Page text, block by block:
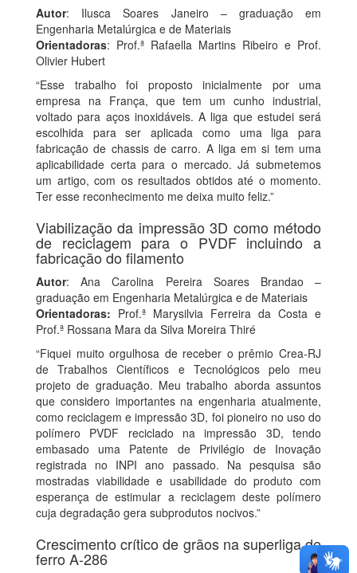
Autor: Ilusca Soares Janeiro – graduação em
Engenharia Metalúrgica e de Materiais
Orientadoras: Prof.ª Rafaella Martins Ribeiro e Prof.
Olivier Hubert
“Esse trabalho foi proposto inicialmente por uma
empresa na França, que tem um cunho industrial,
voltado para aços inoxidáveis. A liga que estudei será
escolhida para ser aplicada como uma liga para
fabricação de chassis de carro. A liga em si tem uma
aplicabilidade certa para o mercado. Já submetemos
um artigo, com os resultados obtidos até o momento.
Ter esse reconhecimento me deixa muito feliz.”
Viabilização da impressão 3D como método
de reciclagem para o PVDF incluindo a
fabricação do filamento
Autor: Ana Carolina Pereira Soares Brandao –
graduação em Engenharia Metalúrgica e de Materiais
Orientadoras: Prof.ª Marysilvia Ferreira da Costa e
Prof.ª Rossana Mara da Silva Moreira Thiré
“Fiquei muito orgulhosa de receber o prêmio Crea-RJ
de Trabalhos Científicos e Tecnológicos pelo meu
projeto de graduação. Meu trabalho aborda assuntos
que considero importantes na engenharia atualmente,
como reciclagem e impressão 3D, foi pioneiro no uso do
polímero PVDF reciclado na impressão 3D, tendo
embasado uma Patente de Privilégio de Inovação
registrada no INPI ano passado. Na pesquisa são
mostradas viabilidade e usabilidade do produto com
esperança de estimular a reciclagem deste polímero
cuja degradação gera subprodutos nocivos.”
Crescimento crítico de grãos na superliga de
ferro A-286